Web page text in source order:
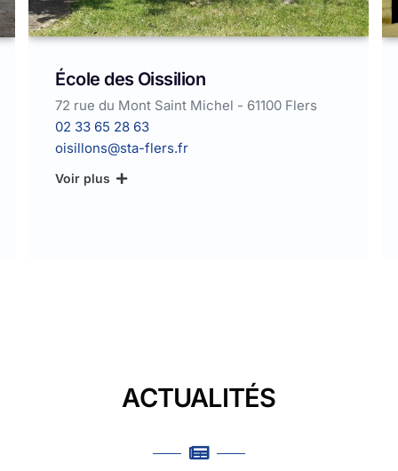
Flers
École Sacré Coeur
164 rue Henri Véniard - 61100 Saint
02 33 64 18 81
ACTUALITÉS